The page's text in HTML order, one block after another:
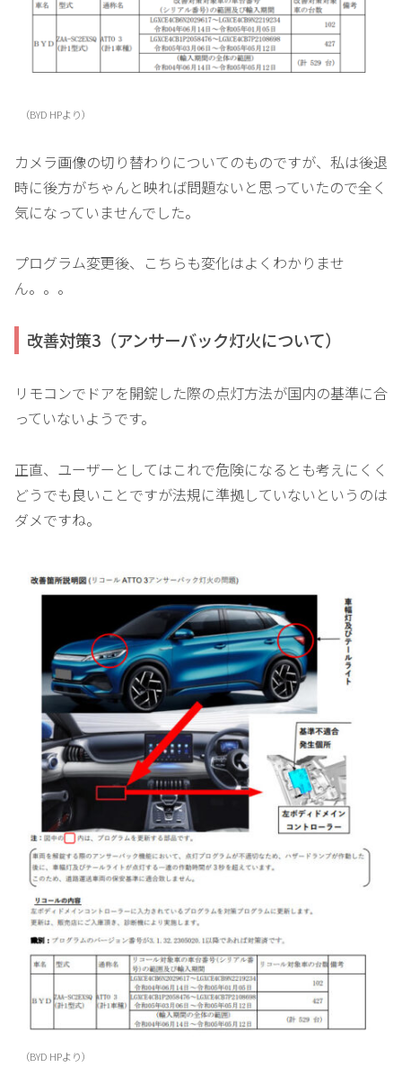
（BYD HPより）
カメラ画像の切り替わりについてのものですが、私は後退
時に後方がちゃんと映れば問題ないと思っていたので全く
気になっていませんでした。
プログラム変更後、こちらも変化はよくわかりませ
ん。。。
改善対策3（アンサーバック灯火について）
リモコンでドアを開錠した際の点灯方法が国内の基準に合
っていないようです。
正直、ユーザーとしてはこれで危険になるとも考えにくく
どうでも良いことですが法規に準拠していないというのは
ダメですね。
（BYD HPより）